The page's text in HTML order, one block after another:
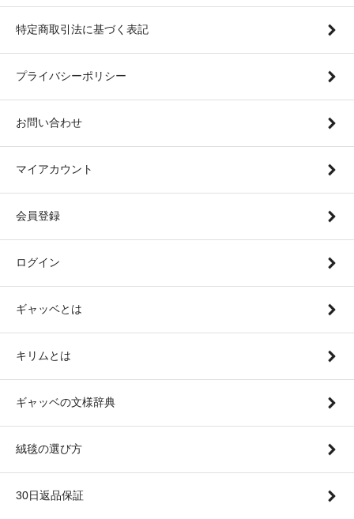
特定商取引法に基づく表記
プライバシーポリシー
お問い合わせ
マイアカウント
会員登録
ログイン
ギャッベとは
キリムとは
ギャッベの文様辞典
絨毯の選び方
30日返品保証